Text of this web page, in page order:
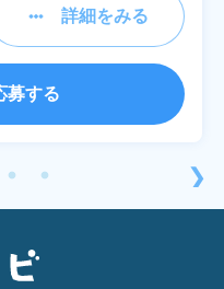
詳細をみる
募する
❯